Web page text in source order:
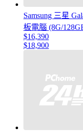
Samsung 三星
板電腦 (8G/
$16,390
$18,900